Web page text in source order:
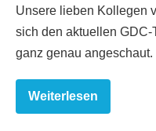
Unsere lieben Kollegen
sich den aktuellen GDC-
ganz genau angeschaut.
WeiterlesenVideoanalyse
zu